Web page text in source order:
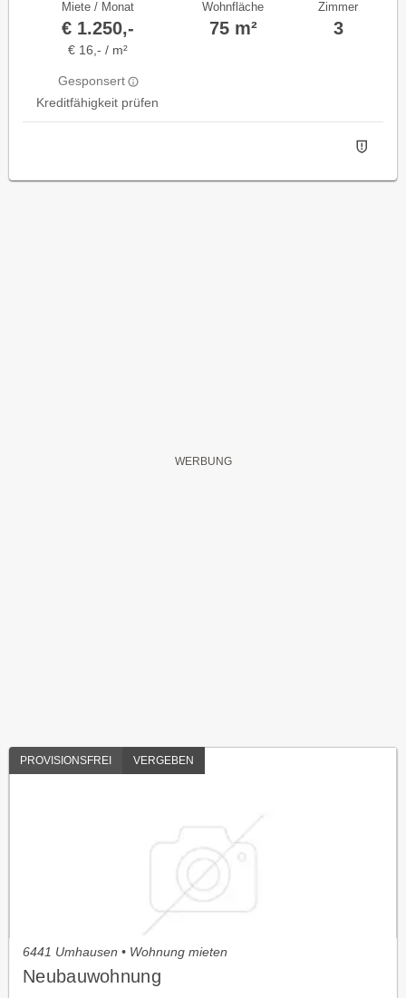
Miete / Monat
€ 1.250,-
€ 16,- / m²
Gesponsert
Kreditfähigkeit prüfen
Wohnfläche
75 m²
Zimmer
3
PROVISIONSFREI VERGEBEN
6441 Umhausen • Wohnung mieten
Neubauwohnung